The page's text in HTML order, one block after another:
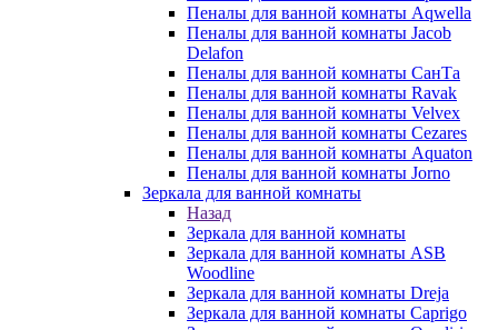
Пеналы для ванной комнаты Aqwella
Пеналы для ванной комнаты Jacob
Delafon
Пеналы для ванной комнаты СанТа
Пеналы для ванной комнаты Ravak
Пеналы для ванной комнаты Velvex
Пеналы для ванной комнаты Cezares
Пеналы для ванной комнаты Aquaton
Пеналы для ванной комнаты Jorno
Зеркала для ванной комнаты
Назад
Зеркала для ванной комнаты
Зеркала для ванной комнаты ASB
Woodline
Зеркала для ванной комнаты Dreja
Зеркала для ванной комнаты Caprigo